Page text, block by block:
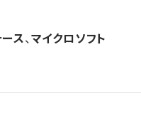
ス、マイクロソフト